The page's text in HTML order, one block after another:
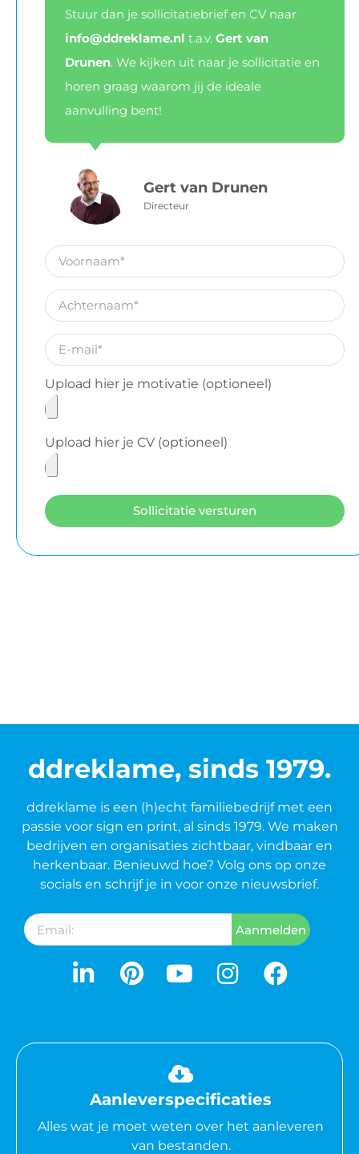
Stuur dan je sollicitatiebrief en CV naar
info@ddreklame.nl t.a.v. Gert van
Drunen. We kijken uit naar je sollicitatie en
horen graag waarom jij de ideale
aanvulling bent!
Gert van Drunen
Directeur
Upload hier je motivatie (optioneel)
Upload hier je CV (optioneel)
Sollicitatie versturen
ddreklame, sinds 1979.
ddreklame is een (h)echt familiebedrijf met een
passie voor sign en print, al sinds 1979. We maken
bedrijven en organisaties zichtbaar, vindbaar en
herkenbaar. Benieuwd hoe? Volg ons op onze
socials en schrijf je in voor onze nieuwsbrief.
Aanmelden
Aanleverspecificaties
Alles wat je moet weten over het aanleveren
van bestanden.